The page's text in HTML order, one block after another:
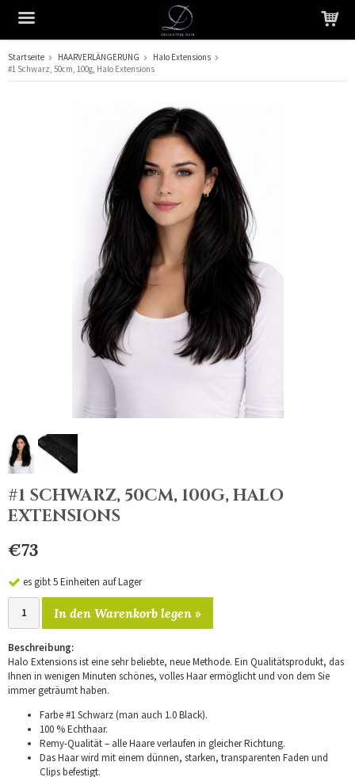
Das Produkt wurde in Ihren Warenkorb gelegt
Startseite HAARVERLÄNGERUNG
Halo Extensions
#1 Schwarz, 50cm, 100g, Halo Extensions
#1 SCHWARZ, 50CM, 100G, HALO
EXTENSIONS
€73
es gibt 5 Einheiten auf Lager
In den Warenkorb legen »
Beschreibung:
Halo Extensions ist eine sehr beliebte, neue Methode. Ein Qualitätsprodukt, das
Ihnen in wenigen Minuten schönes, volles Haar ermöglicht und von dem Sie
immer geträumt haben.
Farbe #1 Schwarz (man auch 1.0 Black).
100 % Echthaar.
Remy-Qualität – alle Haare verlaufen in gleicher Richtung.
Das Haar wird mit einem dünnen, starken, transparenten Faden und
Clips befestigt.